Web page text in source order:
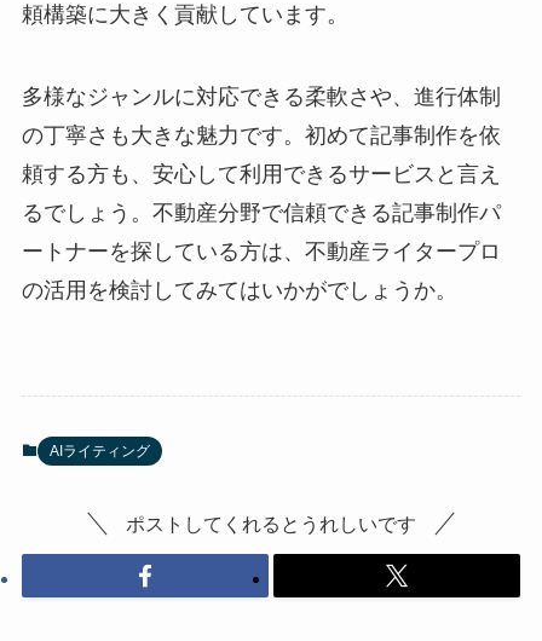
頼構築に大きく貢献しています。
多様なジャンルに対応できる柔軟さや、進行体制
の丁寧さも大きな魅力です。初めて記事制作を依
頼する方も、安心して利用できるサービスと言え
るでしょう。不動産分野で信頼できる記事制作パ
ートナーを探している方は、不動産ライタープロ
の活用を検討してみてはいかがでしょうか。
AIライティング
ポストしてくれるとうれしいです